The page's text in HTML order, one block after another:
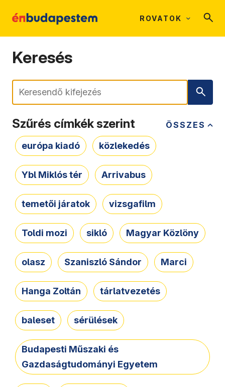
ROVATOK
Keresés
Keresés
ÖSSZES
Szűrés címkék szerint
európa kiadó közlekedés
Ybl Miklós tér Arrivabus
temetői járatok vizsgafilm
Toldi mozi sikló Magyar Közlöny
olasz Szaniszló Sándor Marci
Hanga Zoltán tárlatvezetés
baleset sérülések
Budapesti Műszaki és
Gazdaságtudományi Egyetem